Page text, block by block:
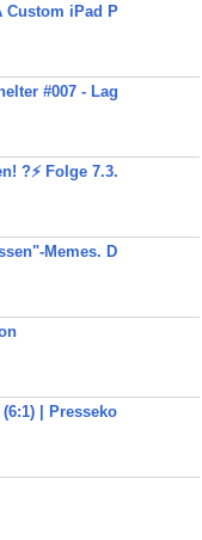
Custom iPad P
#007 - Lag
?⚡️ Folge 7.3.
Memes. D
| Presseko